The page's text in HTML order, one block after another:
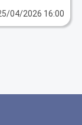
04/2026 16:00